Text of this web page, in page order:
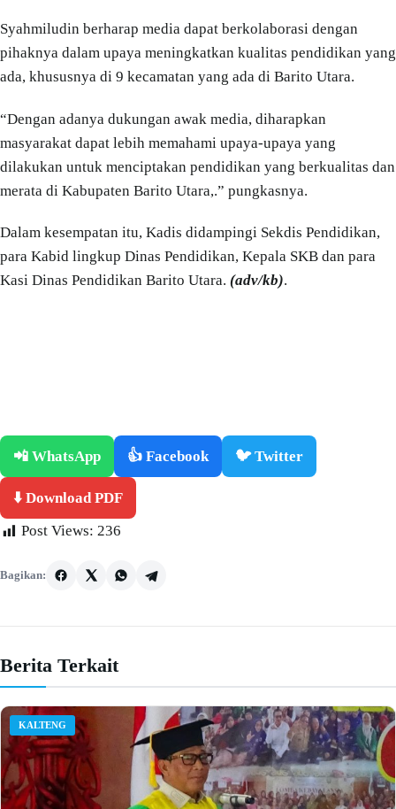
Syahmiludin berharap media dapat berkolaborasi dengan
pihaknya dalam upaya meningkatkan kualitas pendidikan yang
ada, khususnya di 9 kecamatan yang ada di Barito Utara.
“Dengan adanya dukungan awak media, diharapkan
masyarakat dapat lebih memahami upaya-upaya yang
dilakukan untuk menciptakan pendidikan yang berkualitas dan
merata di Kabupaten Barito Utara,.” pungkasnya.
Dalam kesempatan itu, Kadis didampingi Sekdis Pendidikan,
para Kabid lingkup Dinas Pendidikan, Kepala SKB dan para
Kasi Dinas Pendidikan Barito Utara. (adv/kb).
📲 WhatsApp 👍 Facebook 🐦 Twitter
⬇️ Download PDF
Post Views: 236
Bagikan:
Berita Terkait
KALTENG